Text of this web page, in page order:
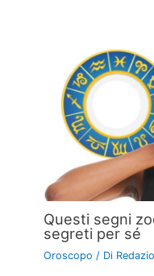
Questi segni
segreti per sé
Oroscopo / Di